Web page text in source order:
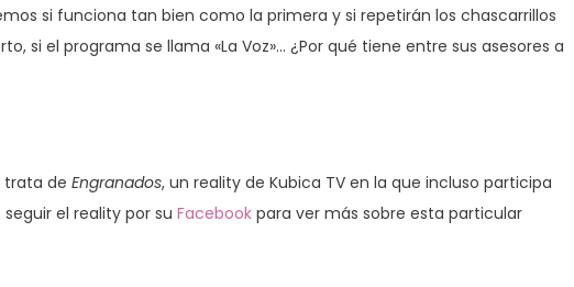
si funciona tan bien como la primera y si repetirán los chascarrillos
si el programa se llama «La Voz»… ¿Por qué tiene entre sus asesores a
trata de Engranados, un reality de Kubica TV en la que incluso participa
seguir el reality por su Facebook para ver más sobre esta particular